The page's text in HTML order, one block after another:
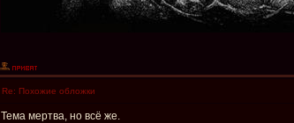
Re: Похожие обложки
Тема мертва, но всё же.